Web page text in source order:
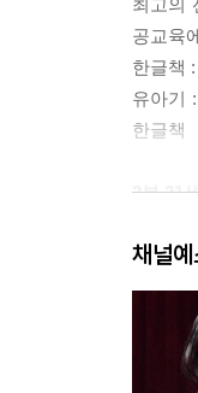
최고의
공교육
한글책
유아기
한글책
2부 21
아이들
책 읽기
책을
어떤
책 고
채널